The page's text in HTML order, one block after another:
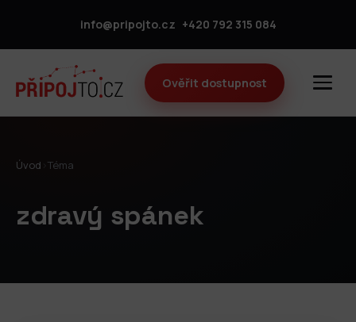
info@pripojto.cz +420 792 315 084
Ověřit dostupnost
Úvod Téma
zdravý spánek